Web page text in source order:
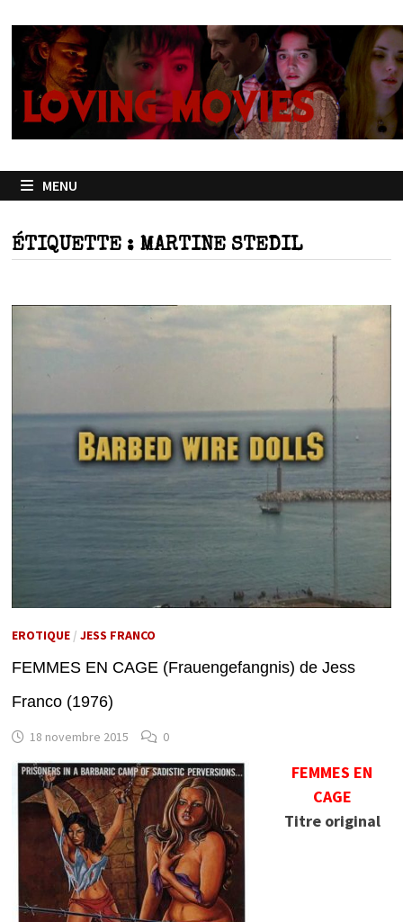
contenu
MENU
ÉTIQUETTE : MARTINE STEDIL
EROTIQUE/ JESS FRANCO
FEMMES EN CAGE (Frauengefangnis) de Jess
Franco (1976)
18 novembre 2015 0
FEMMES EN
CAGE
Titre original